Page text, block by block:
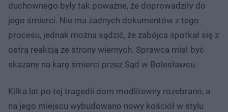
duchownego były tak poważne, że doprowadziły do
jego śmierci. Nie ma żadnych dokumentów z tego
procesu, jednak można sądzić, że zabójca spotkał się z
ostrą reakcją ze strony wiernych. Sprawca miał być
skazany na karę śmierci przez Sąd w Bolesławcu.
Kilka lat po tej tragedii dom modlitewny rozebrano, a
na jego miejscu wybudowano nowy kościół w stylu